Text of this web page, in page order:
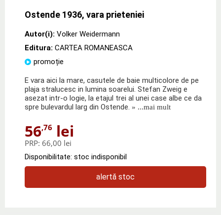
Ostende 1936, vara prieteniei
Autor(i): Volker Weidermann
Editura: CARTEA ROMANEASCA
promoție
E vara aici la mare, casutele de baie multicolore de pe
plaja stralucesc in lumina soarelui. Stefan Zweig e
asezat intr-o logie, la etajul trei al unei case albe ce da
spre bulevardul larg din Ostende. » ...mai mult
56,76 lei
PRP: 66,00 lei
Disponibilitate: stoc indisponibil
alertă stoc